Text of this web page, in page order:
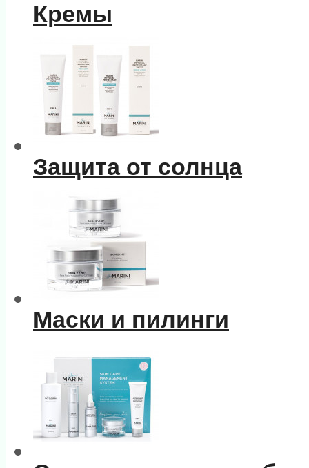
Кремы
Защита от солнца
Маски и пилинги